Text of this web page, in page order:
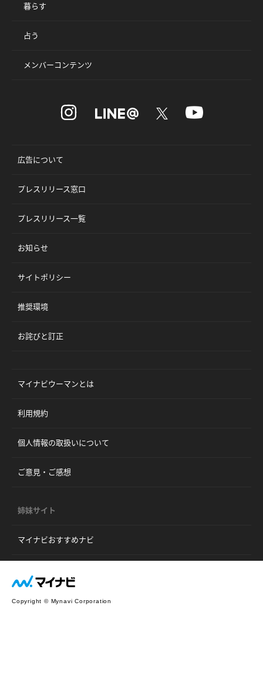
暮らす
占う
メンバーコンテンツ
広告について
プレスリリース窓口
プレスリリース一覧
お知らせ
サイトポリシー
推奨環境
お詫びと訂正
マイナビウーマンとは
利用規約
個人情報の取扱いについて
ご意見・ご感想
姉妹サイト
マイナビおすすめナビ
Copyright © Mynavi Corporation